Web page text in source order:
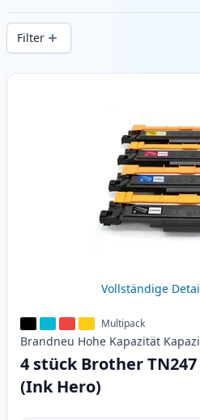
in .
Filter
Produkte
Vollständige
Multipack
Brandneu Hohe Kapazität
4 stück Brother
(Ink Hero)